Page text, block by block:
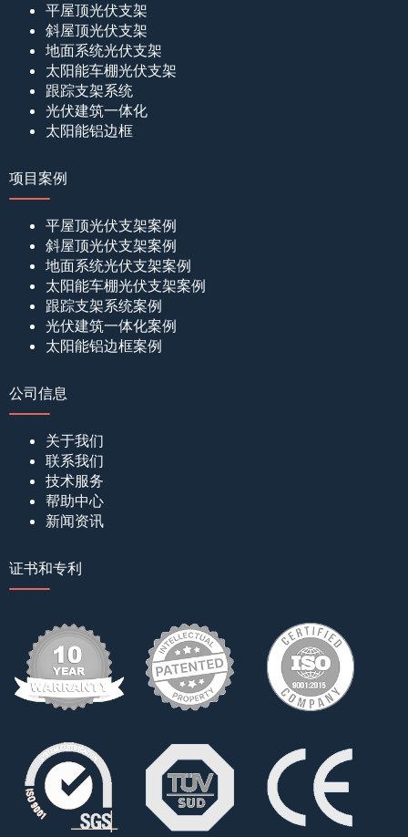
平屋顶光伏支架
斜屋顶光伏支架
地面系统光伏支架
太阳能车棚光伏支架
跟踪支架系统
光伏建筑一体化
太阳能铝边框
项目案例
平屋顶光伏支架案例
斜屋顶光伏支架案例
地面系统光伏支架案例
太阳能车棚光伏支架案例
跟踪支架系统案例
光伏建筑一体化案例
太阳能铝边框案例
公司信息
关于我们
联系我们
技术服务
帮助中心
新闻资讯
证书和专利